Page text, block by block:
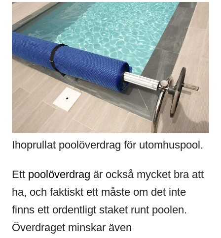
Ihoprullat poolöverdrag för utomhuspool.
Ett poolöverdrag är också mycket bra att
ha, och faktiskt ett måste om det inte
finns ett ordentligt staket runt poolen.
Överdraget minskar även